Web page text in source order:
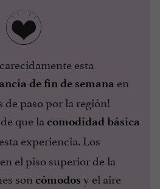
esta
de fin de semana en
de paso por la región!
que la comodidad básica
experiencia. Los
el piso superior de la
son cómodos y el aire